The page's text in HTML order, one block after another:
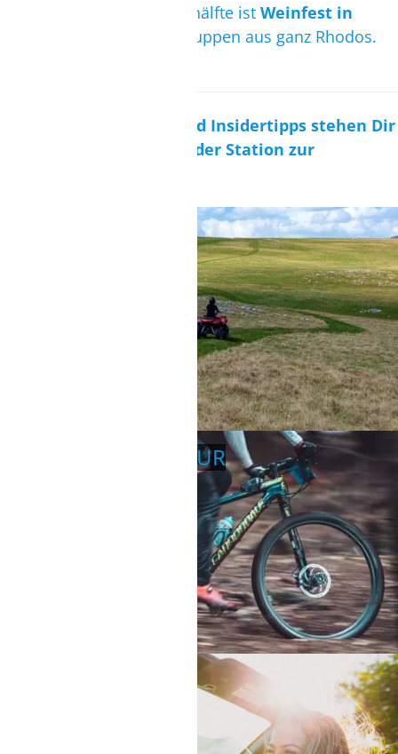
In der zweiten Septemberhälfte ist Weinfest in
mit Volkstanzgruppen aus ganz Rhodos.
Für weitere Ausflugs- und Insidertipps stehen Dir
die Ansprechpartner an der Station zur
MOUNTAINBIKE-TOUR